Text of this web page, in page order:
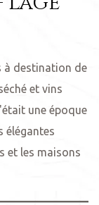
à destination de
et vins
une époque
élégantes
et les maisons